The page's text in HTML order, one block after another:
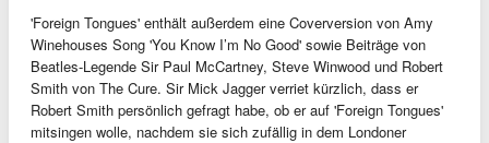
'Foreign Tongues' enthält außerdem eine Coverversion von Amy
Winehouses Song 'You Know I’m No Good' sowie Beiträge von
Beatles-Legende Sir Paul McCartney, Steve Winwood und Robert
Smith von The Cure. Sir Mick Jagger verriet kürzlich, dass er
Robert Smith persönlich gefragt habe, ob er auf 'Foreign Tongues'
mitsingen wolle, nachdem sie sich zufällig in dem Londoner